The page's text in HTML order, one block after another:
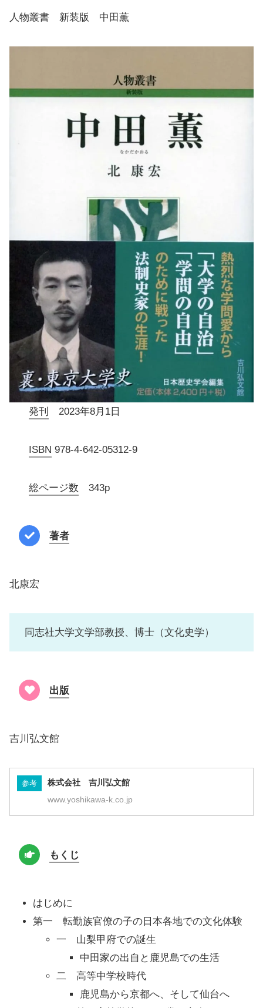
人物叢書 新装版 中田薫
発刊 2023年8月1日
ISBN 978-4-642-05312-9
総ページ数 343p
著者
北康宏
同志社大学文学部教授、博士（文化史学）
出版
吉川弘文館
参考 株式会社 吉川弘文館
www.yoshikawa-k.co.jp
もくじ
はじめに
第一 転勤族官僚の子の日本各地での文化体験
一 山梨甲府での誕生
中田家の出自と鹿児島での生活
二 高等中学校時代
鹿児島から京都へ、そして仙台へ